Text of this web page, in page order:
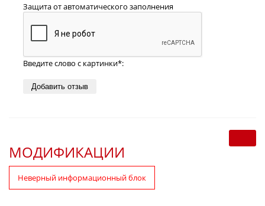
Защита от автоматического заполнения
Введите слово с картинки*:
МОДИФИКАЦИИ
Неверный информационный блок